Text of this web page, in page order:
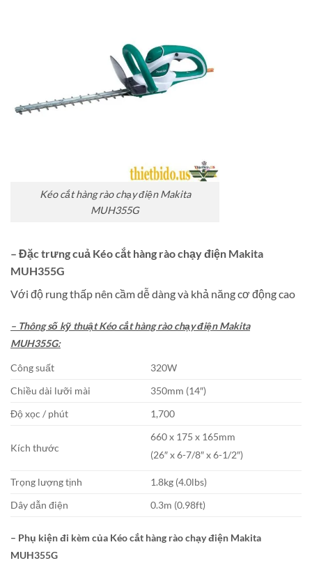
Kéo cắt hàng rào chạy điện Makita
MUH355G
– Đặc trưng cuả Kéo cắt hàng rào chạy điện Makita
MUH355G
Với độ rung thấp nên cầm dễ dàng và khả năng cơ động cao
– Thông số kỹ thuật Kéo cắt hàng rào chạy điện Makita
MUH355G:
Công suất
320W
Chiều dài lưỡi mài
350mm (14″)
Độ xọc / phút
1,700
Kích thước
660 x 175 x 165mm
(26″ x 6-7/8″ x 6-1/2″)
Trọng lượng tịnh
1.8kg (4.0lbs)
Dây dẫn điện
0.3m (0.98ft)
– Phụ kiện đi kèm của Kéo cắt hàng rào chạy điện Makita
MUH355G